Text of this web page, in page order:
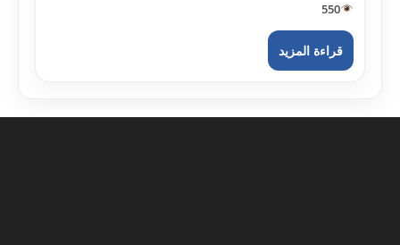
550
قراءة المزيد